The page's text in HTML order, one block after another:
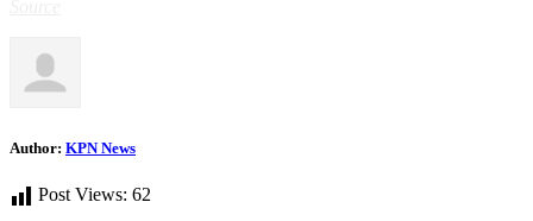
Author: KPN News
Post Views: 62